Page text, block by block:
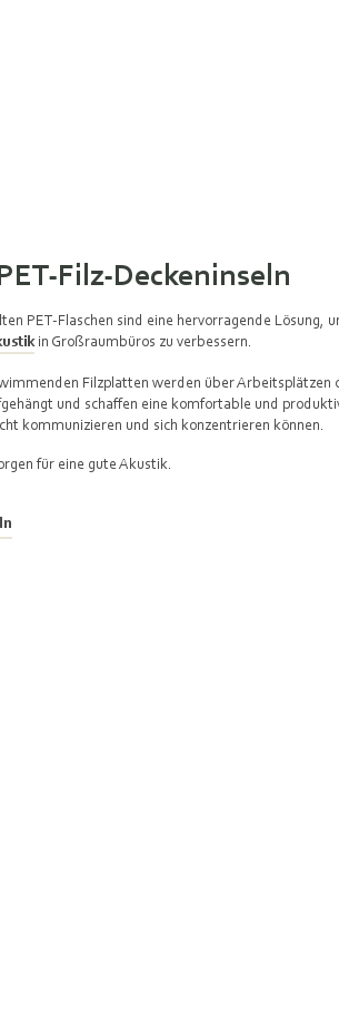
Filz-Deckeninseln
PET-Flaschen sind eine hervorragende Lösung,
in Großraumbüros zu verbessern.
Filzplatten werden über Arbeitsplätzen
und schaffen eine komfortable und
kommunizieren und sich konzentrieren können.
für eine gute Akustik.